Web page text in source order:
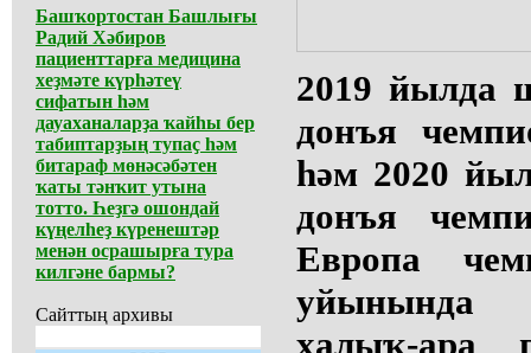
Башҡортостан Башлығы
Радий Хәбиров
пациенттарға медицина
хеҙмәте күрһәтеү
сифатын һәм
дауаханаларҙа ҡайһы бер
табиптарҙың тупаҫ һәм
битараф мөнәсәбәтен
ҡаты тәнҡит утына
тотто. Һеҙгә ошондай
күңелһеҙ күренештәр
менән осрашырға тура
килгәне бармы?
Сайттың архивы
2019 йылда
донъя
һәм 2020
донъя
Европа
уйынында
халыҡ-ара